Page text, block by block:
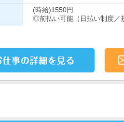
(時給)1550円
◎前払い可能（日払い制度／